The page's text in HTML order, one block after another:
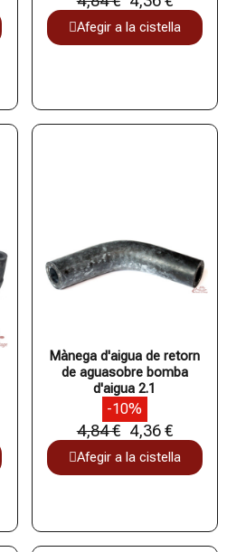
Afegir a la cistella
Mànega d'aigua de retorn
de aguasobre bomba
d'aigua 2.1
-10%
4,84 € 4,36 €
Afegir a la cistella